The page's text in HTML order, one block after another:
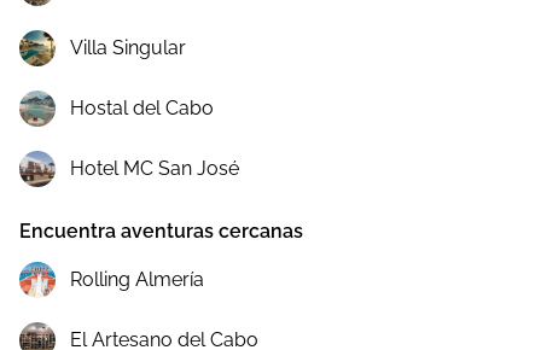
Villa Singular
Hostal del Cabo
Hotel MC San José
Encuentra aventuras cercanas
Rolling Almería
El Artesano del Cabo